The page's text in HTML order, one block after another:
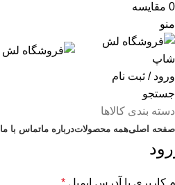
0 مقایسه
منو
ورود / ثبت نام
جستجو
دسته بندی کالاها
صفحه اصلیهمه محصولاتدرباره ماتماس با ما